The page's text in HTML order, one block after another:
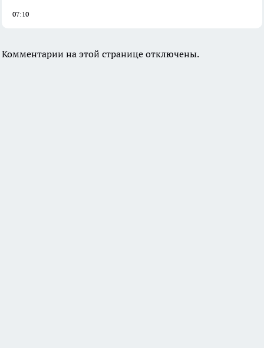
07:10
Комментарии на этой странице отключены.